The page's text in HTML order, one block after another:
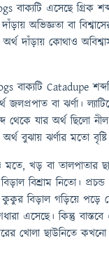
বাক্যটি এসেছে গ্রিক
অভিজ্ঞতা বা
দাঁড়ায় কোথাও
বাক্যটি Catadupe
জলপ্রপাত বা ঝর্ণা।
থেকে যার অর্থ ছিলো নীল
বুঝায় ঝর্ণার মতো
মতে, খড় বা তালপাতার
বিশ্রাম নিতো।
কুকুর বিড়াল গড়িয়ে পড়ে
এসেছে। কিন্তু বাস্তবে
খোলা ছাউনিতে কখনো